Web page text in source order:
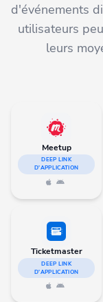
d'événements
utilisateurs
leurs
Meetup
DEEP LINK
D'APPLICATION
Ticketmaster
DEEP LINK
D'APPLICATION